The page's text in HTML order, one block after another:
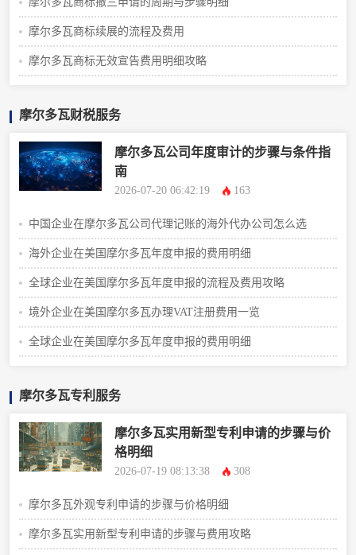
摩尔多瓦商标续展的流程及费用
摩尔多瓦商标无效宣告费用明细攻略
摩尔多瓦财税服务
摩尔多瓦公司年度审计的步骤与条件指
南
2026-07-20 06:42:19 163
中国企业在摩尔多瓦公司代理记账的海外代办公司怎么选
海外企业在美国摩尔多瓦年度申报的费用明细
全球企业在美国摩尔多瓦年度申报的流程及费用攻略
境外企业在美国摩尔多瓦办理VAT注册费用一览
全球企业在美国摩尔多瓦年度申报的费用明细
摩尔多瓦专利服务
摩尔多瓦实用新型专利申请的步骤与价
格明细
2026-07-19 08:13:38 308
摩尔多瓦外观专利申请的步骤与价格明细
摩尔多瓦实用新型专利申请的步骤与费用攻略